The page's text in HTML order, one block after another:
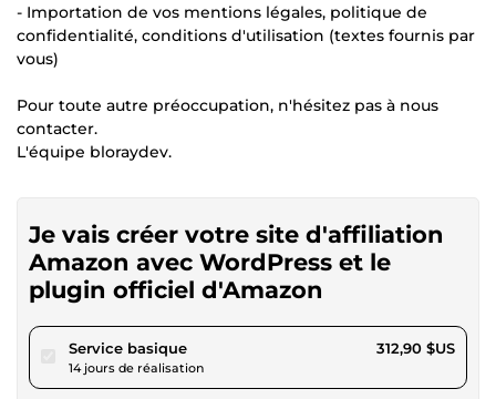
- Importation de vos mentions légales, politique de
confidentialité, conditions d'utilisation (textes fournis par
vous)
Pour toute autre préoccupation, n'hésitez pas à nous
contacter.
L'équipe bloraydev.
Je vais créer votre site d'affiliation
Amazon avec WordPress et le
plugin officiel d'Amazon
Service basiquepour 288,39 $US
14 jours de réalisation
312,90 $US